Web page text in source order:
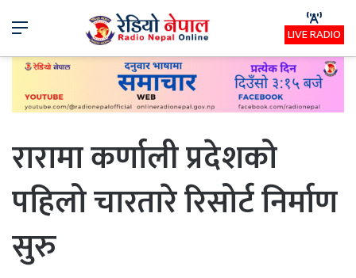
Menu LIVE RADIO
रारामा कर्णाली प्रदेशको
पहिलो चारतारे रिसोर्ट निर्माण
सुरु